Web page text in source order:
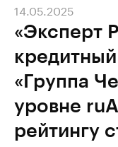
«Эксперт
«Группа
уровне
рейтингу
14.05.2025